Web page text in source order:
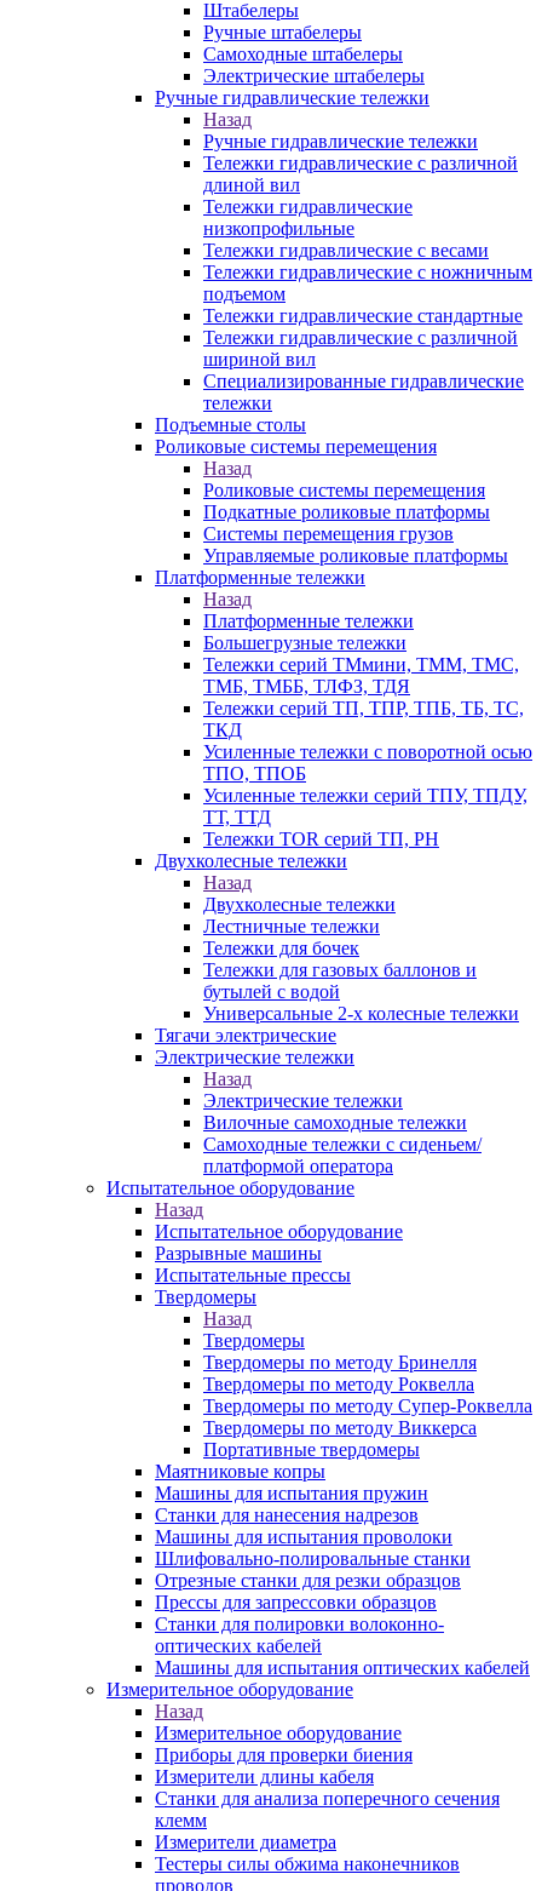
Штабелеры
Ручные штабелеры
Самоходные штабелеры
Электрические штабелеры
Ручные гидравлические тележки
Назад
Ручные гидравлические тележки
Тележки гидравлические с различной
длиной вил
Тележки гидравлические
низкопрофильные
Тележки гидравлические с весами
Тележки гидравлические с ножничным
подъемом
Тележки гидравлические стандартные
Тележки гидравлические с различной
шириной вил
Специализированные гидравлические
тележки
Подъемные столы
Роликовые системы перемещения
Назад
Роликовые системы перемещения
Подкатные роликовые платформы
Системы перемещения грузов
Управляемые роликовые платформы
Платформенные тележки
Назад
Платформенные тележки
Большегрузные тележки
Тележки серий ТМмини, ТММ, ТМС,
ТМБ, ТМББ, ТЛФЗ, ТДЯ
Тележки серий ТП, ТПР, ТПБ, ТБ, ТС,
ТКД
Усиленные тележки с поворотной осью
ТПО, ТПОБ
Усиленные тележки серий ТПУ, ТПДУ,
ТТ, ТТД
Тележки TOR серий ТП, PH
Двухколесные тележки
Назад
Двухколесные тележки
Лестничные тележки
Тележки для бочек
Тележки для газовых баллонов и
бутылей с водой
Универсальные 2-х колесные тележки
Тягачи электрические
Электрические тележки
Назад
Электрические тележки
Вилочные самоходные тележки
Самоходные тележки с сиденьем/
платформой оператора
Испытательное оборудование
Назад
Испытательное оборудование
Разрывные машины
Испытательные прессы
Твердомеры
Назад
Твердомеры
Твердомеры по методу Бринелля
Твердомеры по методу Роквелла
Твердомеры по методу Супер-Роквелла
Твердомеры по методу Виккерса
Портативные твердомеры
Маятниковые копры
Машины для испытания пружин
Станки для нанесения надрезов
Машины для испытания проволоки
Шлифовально-полировальные станки
Отрезные станки для резки образцов
Прессы для запрессовки образцов
Станки для полировки волоконно-
оптических кабелей
Машины для испытания оптических кабелей
Измерительное оборудование
Назад
Измерительное оборудование
Приборы для проверки биения
Измерители длины кабеля
Станки для анализа поперечного сечения
клемм
Измерители диаметра
Тестеры силы обжима наконечников
проводов